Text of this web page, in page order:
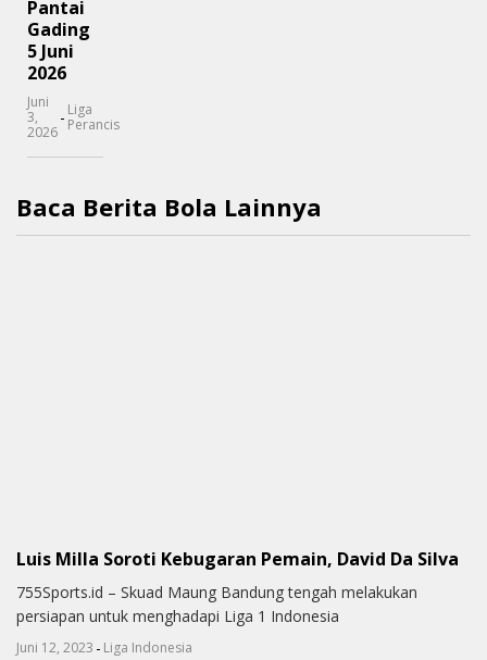
Pantai
Gading
5 Juni
2026
Juni
3,
2026
- Liga
Perancis
Baca Berita Bola Lainnya
Luis Milla Soroti Kebugaran Pemain, David Da Silva
755Sports.id – Skuad Maung Bandung tengah melakukan
persiapan untuk menghadapi Liga 1 Indonesia
Juni 12, 2023 - Liga Indonesia